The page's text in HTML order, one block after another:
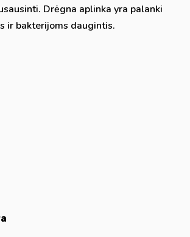
Drėgna aplinka yra palanki
ir bakterijoms daugintis.